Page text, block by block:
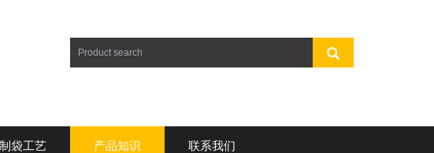
袋工艺 产品知识 联系我们